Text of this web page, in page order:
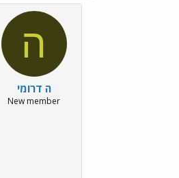
ה
ה דרומי
New member